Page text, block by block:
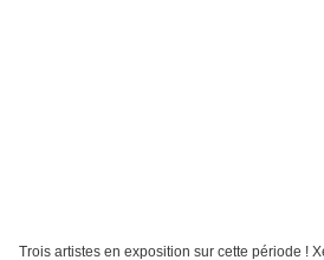
Trois artistes en exposition sur cette période !